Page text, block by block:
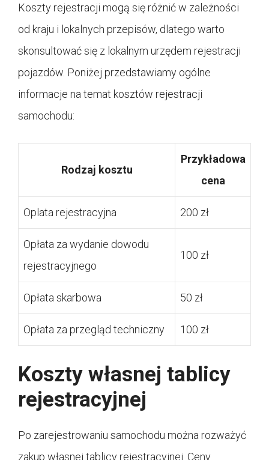
Koszty rejestracji mogą się różnić w zależności
od kraju i lokalnych przepisów, dlatego warto
skonsultować się z lokalnym urzędem rejestracji
pojazdów. Poniżej przedstawiamy ogólne
informacje na temat kosztów rejestracji
samochodu:
Rodzaj kosztu
Przykładowa
cena
Oplata rejestracyjna 200 zł
Opłata za wydanie dowodu
rejestracyjnego
100 zł
Opłata skarbowa 50 zł
Opłata za przegląd techniczny 100 zł
Koszty własnej tablicy
rejestracyjnej
Po zarejestrowaniu samochodu można rozważyć
zakup własnej tablicy rejestracyjnej. Ceny